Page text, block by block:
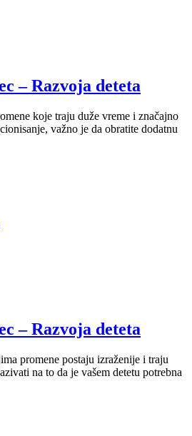
– Razvoja deteta
koje traju duže vreme i značajno
važno je da obratite dodatnu
– Razvoja deteta
promene postaju izraženije i traju
na to da je vašem detetu potrebna